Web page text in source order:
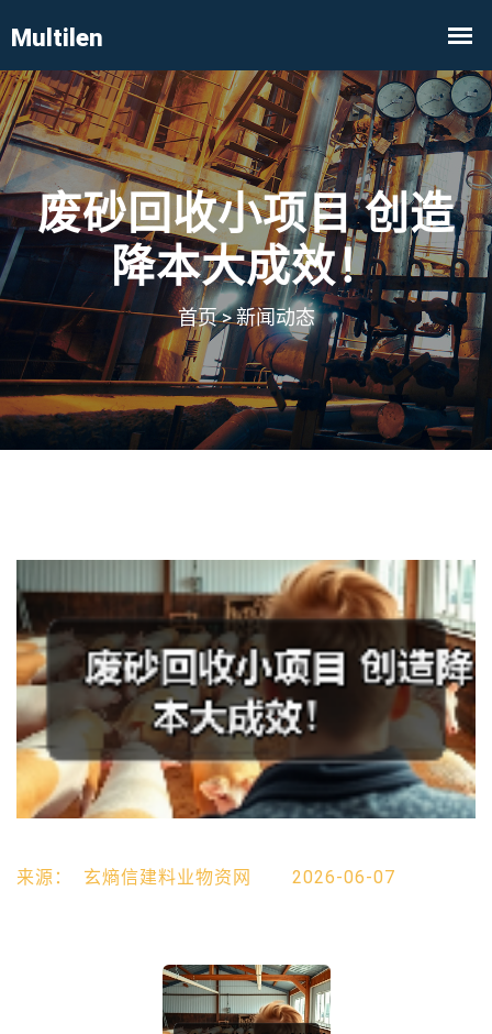
废砂回收小项目 创造
降本大成效！
首页>新闻动态
来源： 玄熵信建料业物资网 2026-06-07